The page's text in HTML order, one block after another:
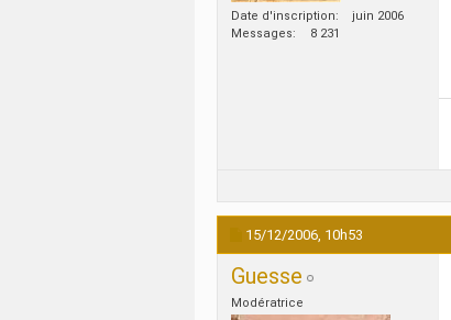
Date d'inscription
juin 2006
Messages
8 231
15/12/2006, 10h53
Guesse
Modératrice